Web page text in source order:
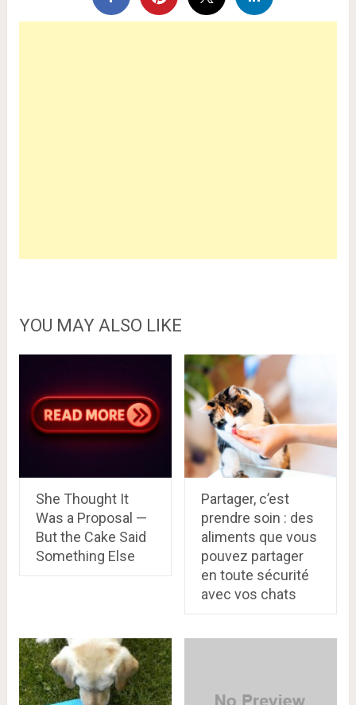
YOU MAY ALSO LIKE
She Thought It
Was a Proposal —
But the Cake Said
Something Else
Partager, c’est
prendre soin : des
aliments que vous
pouvez partager
en toute sécurité
avec vos chats